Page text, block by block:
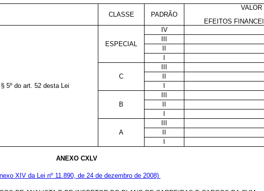
CLASSE PADRÃO
VALOR
EFEITOS
5º do art. 52 desta Lei
ESPECIAL
IV
C
B
A
ANEXO CXLV
XIV da Lei nº 11.890, de 24 de dezembro de 2008)